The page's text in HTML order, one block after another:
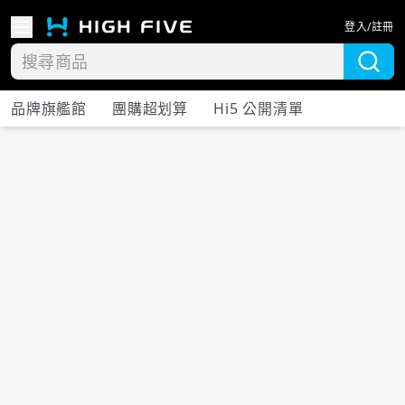
登入/註冊
品牌旗艦館 團購超划算 Hi5 公開清單